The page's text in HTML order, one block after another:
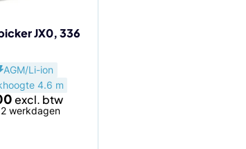
JX0, 336
AGM/Li-ion
4.6 m
werkdagen